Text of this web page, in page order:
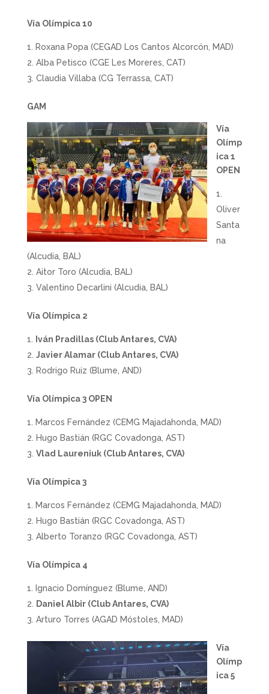
Vía Olímpica 10
Roxana Popa (CEGAD Los Cantos Alcorcón, MAD)
Alba Petisco (CGE Les Moreres, CAT)
Claudia Villaba (CG Terrassa, CAT)
GAM
Vía
Olímp
ica 1
OPEN
Oliver
Santa
na
(Alcudia, BAL)
Aitor Toro (Alcudia, BAL)
Valentino Decarlini (Alcudia, BAL)
Vía Olímpica 2
Iván Pradillas (Club Antares, CVA)
Javier Alamar (Club Antares, CVA)
Rodrigo Ruiz (Blume, AND)
Vía Olímpica 3 OPEN
Marcos Fernández (CEMG Majadahonda, MAD)
Hugo Bastián (RGC Covadonga, AST)
Vlad Laureniuk (Club Antares, CVA)
Vía Olímpica 3
Marcos Fernández (CEMG Majadahonda, MAD)
Hugo Bastián (RGC Covadonga, AST)
Alberto Toranzo (RGC Covadonga, AST)
Vía Olímpica 4
Ignacio Domínguez (Blume, AND)
Daniel Albir (Club Antares, CVA)
Arturo Torres (AGAD Móstoles, MAD)
Vía
Olímp
ica 5